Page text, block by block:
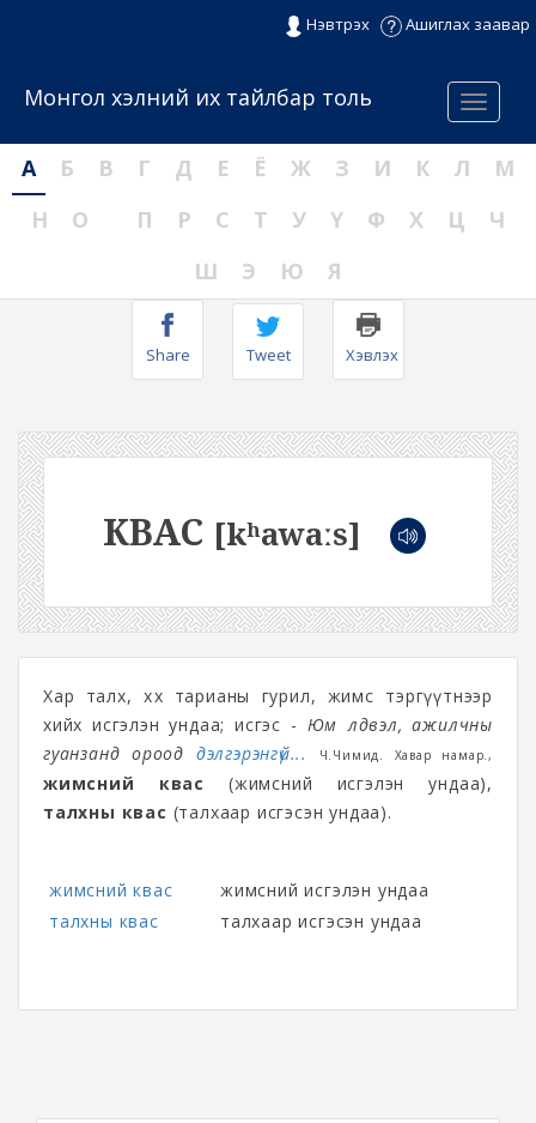
Нэвтрэх Ашиглах заавар
Menu
Монгол хэлний их тайлбар толь
А Б В Г Д Е Ё Ж З И К Л
М
Н
О П Р С Т У Ү Ф Х Ц
Ч
Ш
Э Ю Я
Share Tweet Хэвлэх
КВАС [kʰawaːs]
Хар талх, хөх тарианы гурил, жимс тэргүүтнээр
хийх исгэлэн ундаа; исгэс - Юм үлдвэл, ажилчны
гуанзанд ороод дэлгэрэнгүй... Ч.Чимид. Хавар намар.,
жимсний квас
(жимсний исгэлэн ундаа),
талхны квас (талхаар исгэсэн ундаа).
жимсний квас
жимсний исгэлэн ундаа
талхны квас
талхаар исгэсэн ундаа